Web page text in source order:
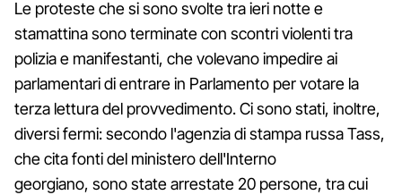
Le proteste che si sono svolte tra ieri notte e
stamattina sono terminate con scontri violenti tra
polizia e manifestanti, che volevano impedire ai
parlamentari di entrare in Parlamento per votare la
terza lettura del provvedimento. Ci sono stati, inoltre,
diversi fermi: secondo l'agenzia di stampa russa Tass,
che cita fonti del ministero dell'Interno
georgiano, sono state arrestate 20 persone, tra cui